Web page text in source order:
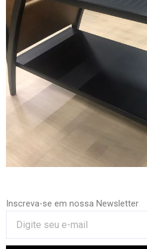
Inscreva-se em nossa Newsletter